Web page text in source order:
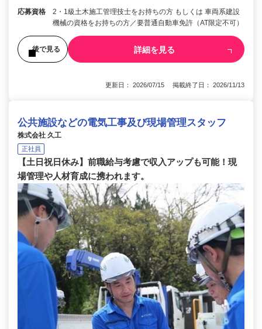
応募資格
2・1級土木施工管理技士をお持ちの方 もしくは 車両系建設
機械の資格をお持ちの方／要普通自動車免許（AT限定不可）
後で見る 詳細を見る
更新日： 2026/07/15 掲載終了日： 2026/11/13
公共施設などの電気工事及び現場管理スタッフ
株式会社 久工
正社員
【土日祝日休み】前職給与考慮で収入アップも可能！現
場管理や人材育成に携われます。